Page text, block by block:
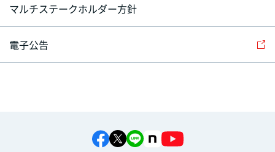
マルチステークホルダー方針
電子公告